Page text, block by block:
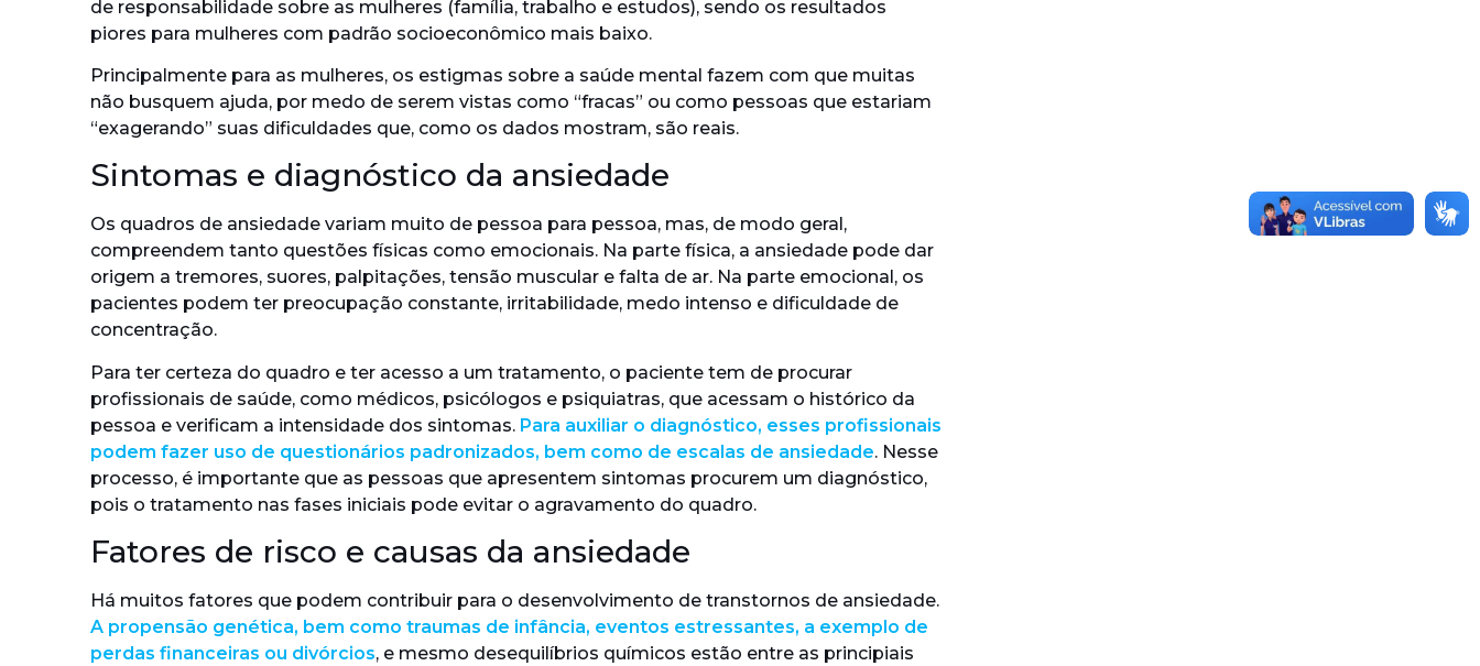
de responsabilidade sobre as mulheres (família, trabalho e estudos), sendo os resultados
piores para mulheres com padrão socioeconômico mais baixo.
Principalmente para as mulheres, os estigmas sobre a saúde mental fazem com que muitas
não busquem ajuda, por medo de serem vistas como “fracas” ou como pessoas que estariam
“exagerando” suas dificuldades que, como os dados mostram, são reais.
Sintomas e diagnóstico da ansiedade
Os quadros de ansiedade variam muito de pessoa para pessoa, mas, de modo geral,
compreendem tanto questões físicas como emocionais. Na parte física, a ansiedade pode dar
origem a tremores, suores, palpitações, tensão muscular e falta de ar. Na parte emocional, os
pacientes podem ter preocupação constante, irritabilidade, medo intenso e dificuldade de
concentração.
Para ter certeza do quadro e ter acesso a um tratamento, o paciente tem de procurar
profissionais de saúde, como médicos, psicólogos e psiquiatras, que acessam o histórico da
pessoa e verificam a intensidade dos sintomas. Para auxiliar o diagnóstico, esses profissionais
podem fazer uso de questionários padronizados, bem como de escalas de ansiedade. Nesse
processo, é importante que as pessoas que apresentem sintomas procurem um diagnóstico,
pois o tratamento nas fases iniciais pode evitar o agravamento do quadro.
Fatores de risco e causas da ansiedade
Há muitos fatores que podem contribuir para o desenvolvimento de transtornos de ansiedade.
A propensão genética, bem como traumas de infância, eventos estressantes, a exemplo de
perdas financeiras ou divórcios, e mesmo desequilíbrios químicos estão entre as principiais